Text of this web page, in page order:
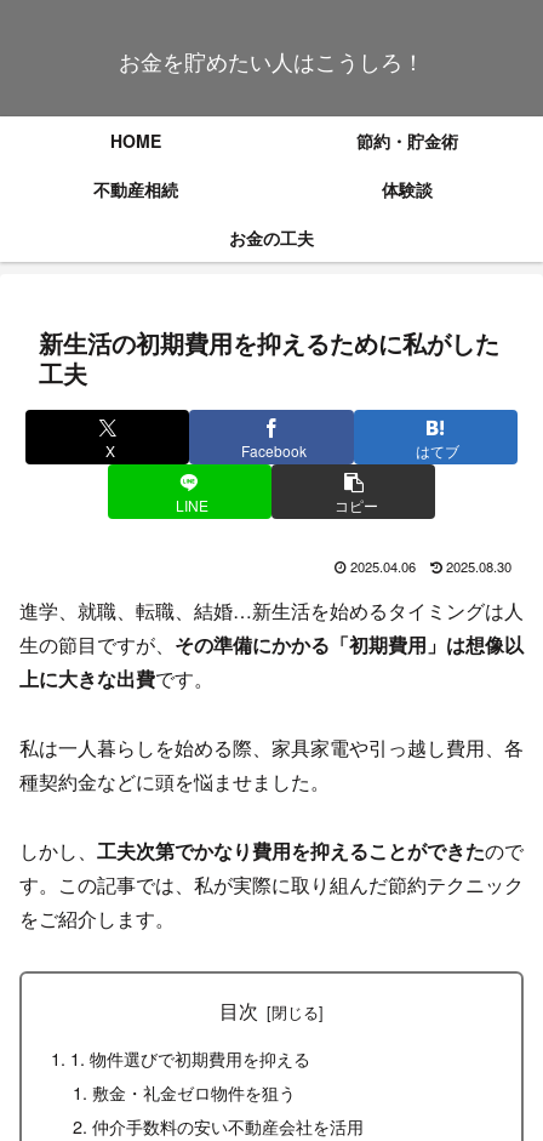
お金を貯めたい人はこうしろ！
HOME
節約・貯金術
不動産相続
体験談
お金の工夫
新生活の初期費用を抑えるために私がした
工夫
X Facebook はてブ
LINE コピー
2025.04.06 2025.08.30
進学、就職、転職、結婚…新生活を始めるタイミングは人
生の節目ですが、 その準備にかかる「初期費用」は想像以
上に大きな出費です。
私は一人暮らしを始める際、家具家電や引っ越し費用、各
種契約金などに頭を悩ませました。
しかし、 工夫次第でかなり費用を抑えることができたので
す。この記事では、私が実際に取り組んだ節約テクニック
をご紹介します。
目次
1. 物件選びで初期費用を抑える
敷金・礼金ゼロ物件を狙う
仲介手数料の安い不動産会社を活用